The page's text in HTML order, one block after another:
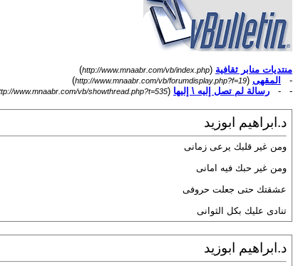
منتديات منابر ثقافية (
http://www.mnaabr.com/vb/index.php
)
-
المقهى (
http://www.mnaabr.com/vb/forumdisplay.php?f=19
)
- - رسالة لم تصل إليه \ إليها (
www.mnaabr.com/vb/showthread.php?t=535
د.ابراهيم ابوزيد
ومن غير قلبك يرعى زمانى
ومن غير حبك فيه امانى
عشقتك حتى جعلت حروفى
تنادى عليك بكل الثوانى
د.ابراهيم ابوزيد